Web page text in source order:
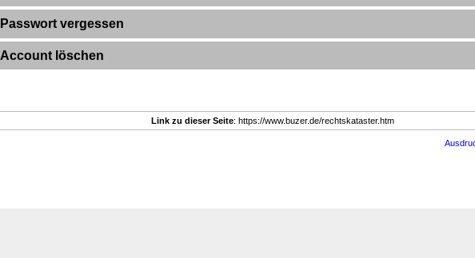
Passwort vergessen
Account löschen
Link zu dieser Seite: https://www.buzer.de/rechtskataster.htm